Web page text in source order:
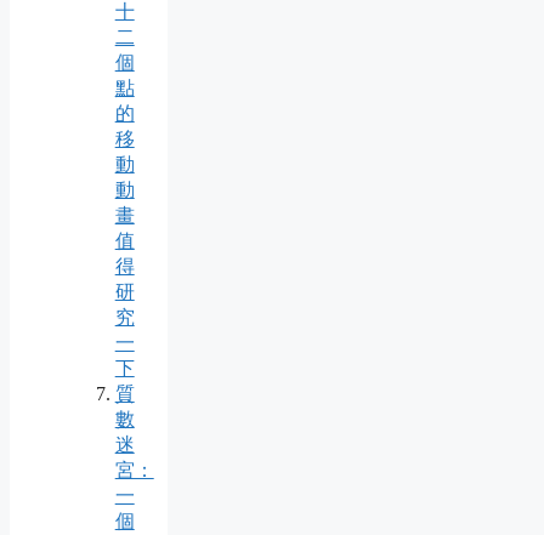
十
二
個
點
的
移
動
動
畫
值
得
研
究
一
下
質
數
迷
宮：
一
個